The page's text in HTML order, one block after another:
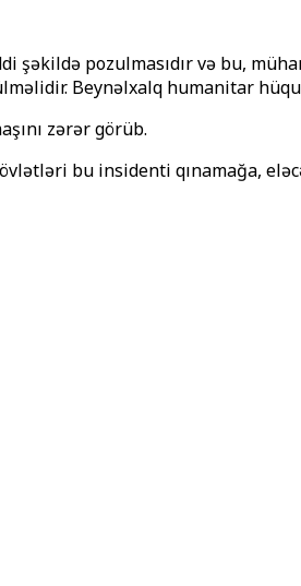
şəkildə pozulmasıdır və bu,
Beynəlxalq humanitar
zərər görüb.
bu insidenti qınamağa,